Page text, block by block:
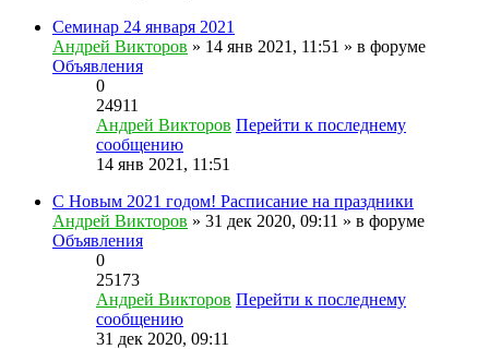
Семинар 24 января 2021
Андрей Викторов » 14 янв 2021, 11:51 » в форуме
Объявления
0
24911
Андрей Викторов Перейти к последнему
сообщению
14 янв 2021, 11:51
С Новым 2021 годом! Расписание на праздники
Андрей Викторов » 31 дек 2020, 09:11 » в форуме
Объявления
0
25173
Андрей Викторов Перейти к последнему
сообщению
31 дек 2020, 09:11